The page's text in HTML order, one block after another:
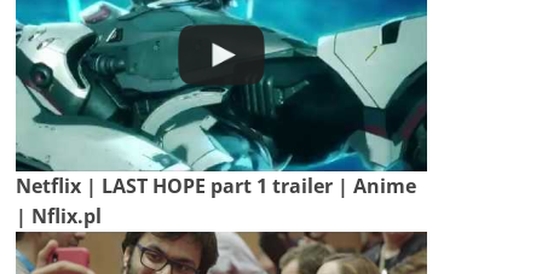
Netflix | LAST HOPE part 1 trailer | Anime
| Nflix.pl